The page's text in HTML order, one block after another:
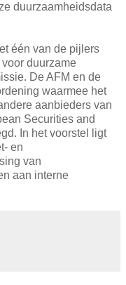
duurzaamheidsdata
één van de pijlers
duurzame
De AFM en de
waarmee het
aanbieders van
Securities and
In het voorstel ligt
en
van
aan interne